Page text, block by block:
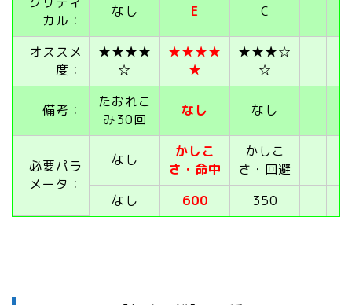
カル：
なし E C
オススメ
度：
★★★★
☆
★★★★
★
★★★☆
☆
備考：
たおれこ
み30回
なし なし
必要パラ
メータ：
なし
かしこ
さ・命中
かしこ
さ・回避
なし
600 350